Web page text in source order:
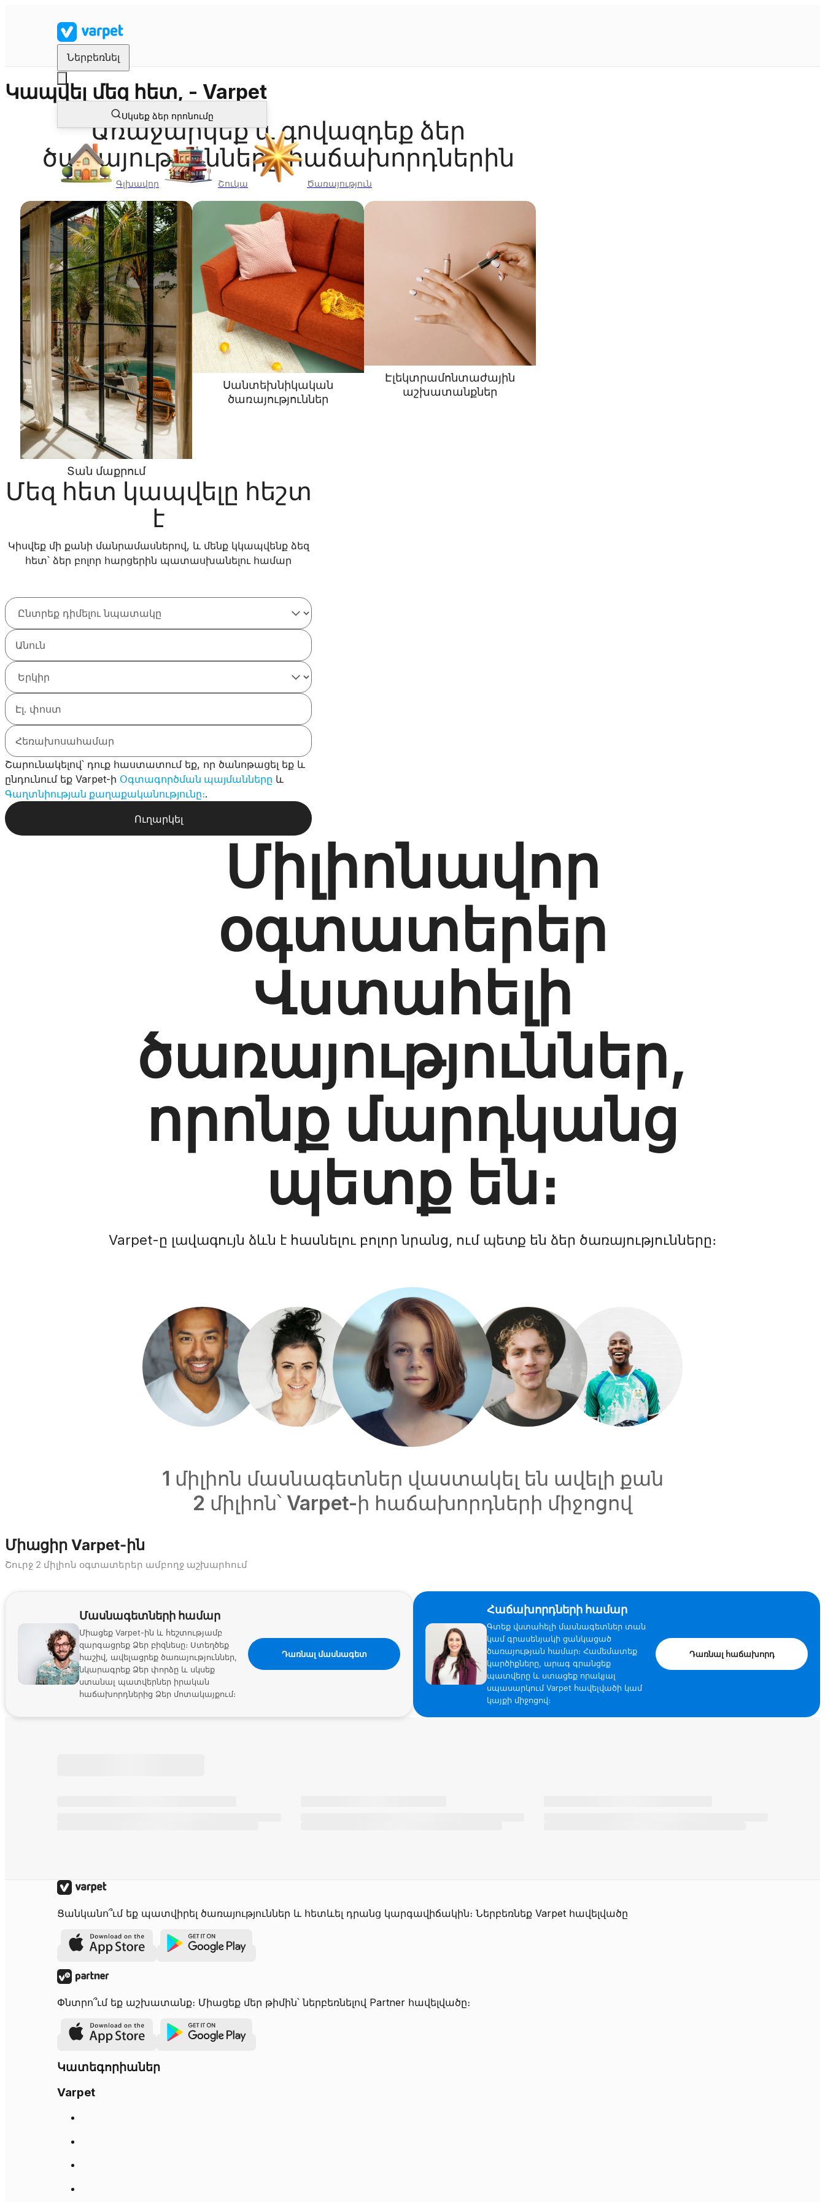
Ներբեռնել
Սկսեք ձեր որոնումը
Գլխավոր Շուկա Ծառայություն
Կապվել մեզ հետ, - Varpet
Առաջարկեք և գովազդեք ձեր
ծառայությունները հաճախորդներին
Տան մաքրում
Սանտեխնիկական
ծառայություններ
Էլեկտրամոնտաժային
աշխատանքներ
Մեզ հետ կապվելը հեշտ
է
Կիսվեք մի քանի մանրամասներով, և մենք կկապվենք ձեզ
հետ՝ ձեր բոլոր հարցերին պատասխանելու համար
Շարունակելով՝ դուք հաստատում եք, որ ծանոթացել եք և
ընդունում եք Varpet-ի Օգտագործման պայմանները և
Գաղտնիության քաղաքականությունը։.
Ուղարկել
Միլիոնավոր
օգտատերեր
Վստահելի
ծառայություններ,
որոնք մարդկանց
պետք են։
Varpet-ը լավագույն ձևն է հասնելու բոլոր նրանց, ում պետք են ձեր ծառայությունները։
1 միլիոն մասնագետներ վաստակել են ավելի քան
2 միլիոն՝ Varpet-ի հաճախորդների միջոցով
Միացիր Varpet-ին
Շուրջ 2 միլիոն օգտատերեր ամբողջ աշխարհում
Մասնագետների համար
Միացեք Varpet-ին և հեշտությամբ
զարգացրեք Ձեր բիզնեսը։ Ստեղծեք
հաշիվ, ավելացրեք ծառայություններ,
նկարագրեք Ձեր փորձը և սկսեք
ստանալ պատվերներ իրական
հաճախորդներից Ձեր մոտակայքում։
Դառնալ մասնագետ
Հաճախորդների համար
Գտեք վստահելի մասնագետներ տան
կամ գրասենյակի ցանկացած
ծառայության համար։ Համեմատեք
կարծիքները, արագ գրանցեք
պատվերը և ստացեք որակյալ
սպասարկում Varpet հավելվածի կամ
կայքի միջոցով։
Դառնալ հաճախորդ
Ցանկանո՞ւմ եք պատվիրել ծառայություններ և հետևել դրանց կարգավիճակին։ Ներբեռնեք Varpet հավելվածը
Փնտրո՞ւմ եք աշխատանք։ Միացեք մեր թիմին՝ ներբեռնելով Partner հավելվածը։
Կատեգորիաներ
Varpet